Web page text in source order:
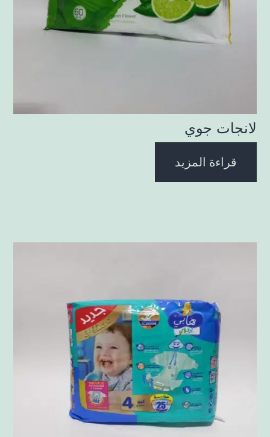
لانجات جوي
قراءة المزيد